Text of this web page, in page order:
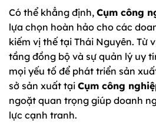
Có thể khẳng định, Cụm công
lựa chọn hoàn hảo cho các
kiếm vị thế tại Thái Nguyên. Từ
tầng đồng bộ và sự quản lý uy
mọi yếu tố để phát triển sản
sở sản xuất tại Cụm công
ngoặt quan trọng giúp doanh
lực cạnh tranh.